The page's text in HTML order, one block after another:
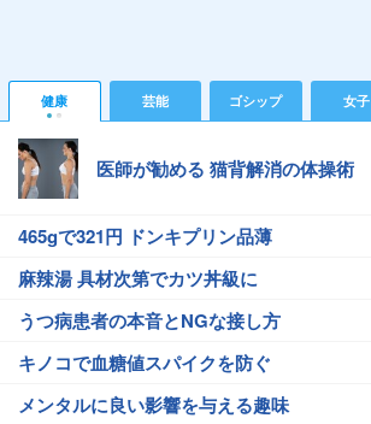
健康 芸能 ゴシップ 女子
医師が勧める 猫背解消の体操術
465gで321円 ドンキプリン品薄
麻辣湯 具材次第でカツ丼級に
うつ病患者の本音とNGな接し方
キノコで血糖値スパイクを防ぐ
メンタルに良い影響を与える趣味